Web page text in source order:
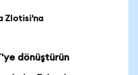
Zlotisi'na
dönüştürün